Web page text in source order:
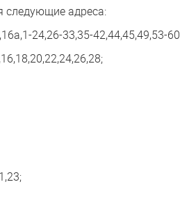
следующие адреса:
24,26-33,35-42,44,45,49,53-